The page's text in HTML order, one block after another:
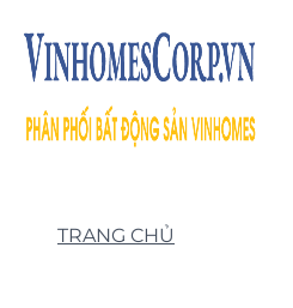
to
content
TRANG CHỦ